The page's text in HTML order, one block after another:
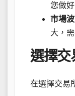
您做
市場波
大，
選擇交
在選擇交易